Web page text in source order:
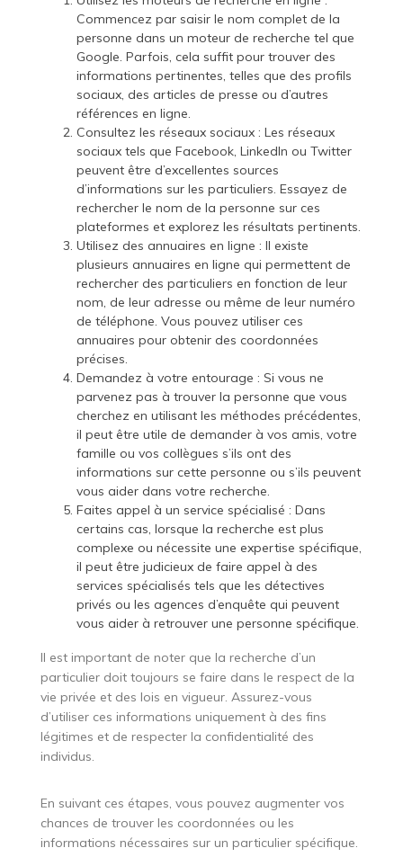
Commencez par saisir le nom complet de la
personne dans un moteur de recherche tel que
Google. Parfois, cela suffit pour trouver des
informations pertinentes, telles que des profils
sociaux, des articles de presse ou d’autres
références en ligne.
Consultez les réseaux sociaux : Les réseaux
sociaux tels que Facebook, LinkedIn ou Twitter
peuvent être d’excellentes sources
d’informations sur les particuliers. Essayez de
rechercher le nom de la personne sur ces
plateformes et explorez les résultats pertinents.
Utilisez des annuaires en ligne : Il existe
plusieurs annuaires en ligne qui permettent de
rechercher des particuliers en fonction de leur
nom, de leur adresse ou même de leur numéro
de téléphone. Vous pouvez utiliser ces
annuaires pour obtenir des coordonnées
précises.
Demandez à votre entourage : Si vous ne
parvenez pas à trouver la personne que vous
cherchez en utilisant les méthodes précédentes,
il peut être utile de demander à vos amis, votre
famille ou vos collègues s’ils ont des
informations sur cette personne ou s’ils peuvent
vous aider dans votre recherche.
Faites appel à un service spécialisé : Dans
certains cas, lorsque la recherche est plus
complexe ou nécessite une expertise spécifique,
il peut être judicieux de faire appel à des
services spécialisés tels que les détectives
privés ou les agences d’enquête qui peuvent
vous aider à retrouver une personne spécifique.
Il est important de noter que la recherche d’un
particulier doit toujours se faire dans le respect de la
vie privée et des lois en vigueur. Assurez-vous
d’utiliser ces informations uniquement à des fins
légitimes et de respecter la confidentialité des
individus.
En suivant ces étapes, vous pouvez augmenter vos
chances de trouver les coordonnées ou les
informations nécessaires sur un particulier spécifique.